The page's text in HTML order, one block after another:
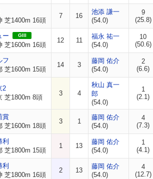
芝1400m 16頭
7 16
池添 謙一
(54.0)
9
(25.8)
ー GIII
芝1600m 16頭
12 11
福永 祐一
(54.0)
10
(50.6)
フ
芝1600m 15頭
14 3
藤岡 佑介
(54.0)
2
(6.6)
2
芝1800m 8頭
3 4
秋山 真一
郎
(54.0)
1
(2.1)
賞
芝1600m 18頭
3 1
藤岡 佑介
(54.0)
4
(7.3)
利
芝1800m 15頭
1 13
藤岡 佑介
(54.0)
1
(4.1)
利
芝1800m 16頭
2 13
藤岡 佑介
(54.0)
4
(12.7)